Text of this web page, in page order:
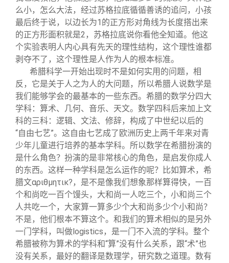
么小，怎么大法，经过苏格拉底循循善诱的追问，小孩
最后终于说，以边长为1的正方形对角线为长度搭出来
的正方形面积就是2，苏格拉底说你看他全知道。他这
个实验表明人内心具有先天的理性结构，这个理性谁都
剥夺不了，这个理性是人作为人的根本标准。
希腊科学一开始出现时不是如何实用的问题，相
反，它是关于人之为人的大问题，所以希腊人说数学是
我们能够学会的最基本的一些东西。希腊的数学分四大
学科：算术、几何、音乐、天文。数学四科后来加上文
科的三科：逻辑、文法、修辞，构成了中世纪以后的
“自由七艺”。这自由七艺成了欧洲历史上两千年来对青
少年儿童进行培养的基本学科。所以数学在希腊扮演的
是什么角色？扮演的是非常核心的角色，是启发你成人
的东西。这样一种学科是怎么运作的呢？比如算术，希
腊文αριθμητικ?，是不是像我们想象那样算得快，一百
个和尚吃一百个馒头，大和尚一人吃三个，小和尚三个
人共吃一个，大家算一算多少个大和尚多少个小和尚？
不是，他们根本不算这个。和我们的算术相似的是另外
一门学科，叫做logistics，是一门不入流的学科。整个
希腊被称为算术的学科和“算”没有什么关系，跟“术”也
没有关系，最好的翻译是数理学，研究数之道理。数有